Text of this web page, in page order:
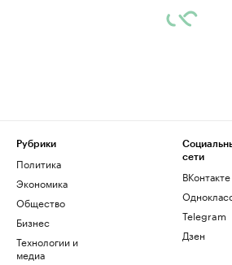
Рубрики
Политика
Экономика
Общество
Бизнес
Технологии и
медиа
сети
ВКонтакте
Telegram
Дзен